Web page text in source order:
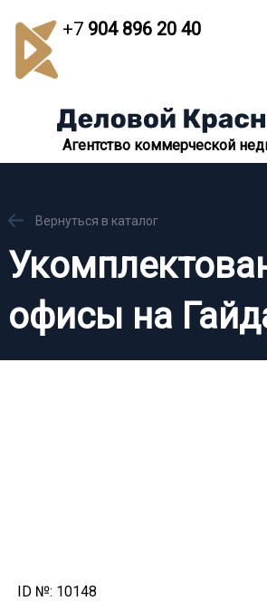
+7904 896 20 40
Агентство коммерческой
Вернуться в каталог
офисы на
ID №: 10148